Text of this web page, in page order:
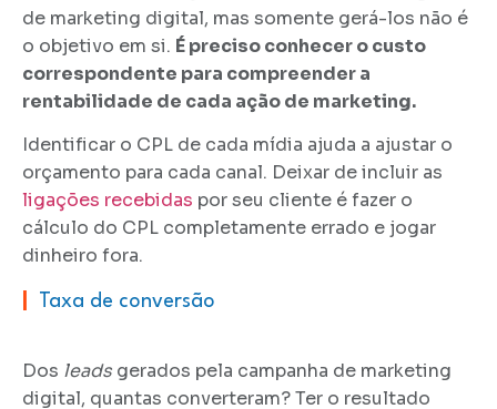
de marketing digital, mas somente gerá-los não é
o objetivo em si. É preciso conhecer o custo
correspondente para compreender a
rentabilidade de cada ação de marketing.
Identificar o CPL de cada mídia ajuda a ajustar o
orçamento para cada canal. Deixar de incluir as
ligações recebidas por seu cliente é fazer o
cálculo do CPL completamente errado e jogar
dinheiro fora.
Taxa de conversão
Dos leads gerados pela campanha de marketing
digital, quantas converteram? Ter o resultado